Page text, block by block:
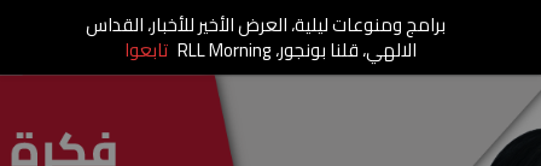
برامج ومنوعات ليلية، العرض الأخير للأخبار، القداس
الالهي، قلنا بونجور، RLL Morning تابعوا